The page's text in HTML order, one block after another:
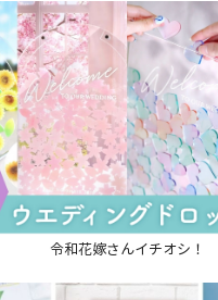
令和花嫁さんイチオシ！